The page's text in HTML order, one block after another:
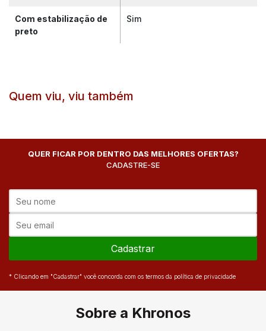
Com estabilização de
preto
Sim
Quem viu, viu também
QUER FICAR POR DENTRO DAS MELHORES OFERTAS?
CADASTRE-SE
Cadastrar
* Clicando em "Cadastrar" você concorda com os termos da política de privacidade
Sobre a Khronos